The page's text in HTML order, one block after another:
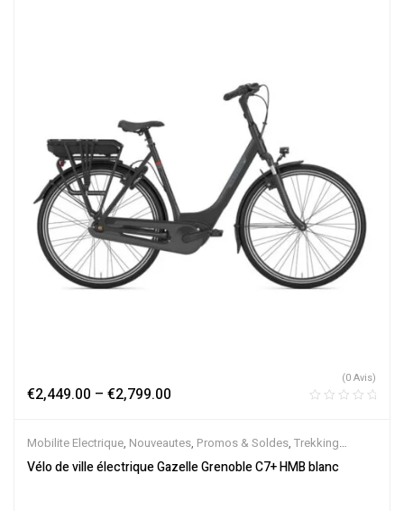
€2,449.00 – €2,799.00
(0 Avis)
Mobilite Electrique, Nouveautes, Promos & Soldes, Trekking
électrique,Vélo électrique ville,Velos Electriques,VTC Electrique
Vélo de ville électrique Gazelle Grenoble C7+ HMB blanc